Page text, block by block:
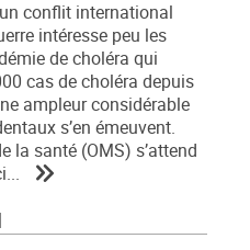
conflit international
intéresse peu les
de choléra qui
cas de choléra depuis
ampleur considérable
s’en émeuvent.
la santé (OMS) s’attend